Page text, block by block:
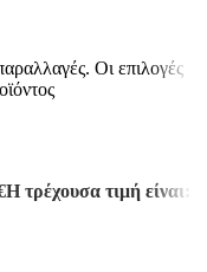
Οι επιλογές
Η τρέχουσα τιμή είναι: